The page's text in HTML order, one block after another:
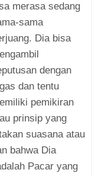
merasa sedang
sama
Dia bisa
dengan
dan tentu
pemikiran
prinsip yang
suasana atau
bahwa Dia
Pacar yang